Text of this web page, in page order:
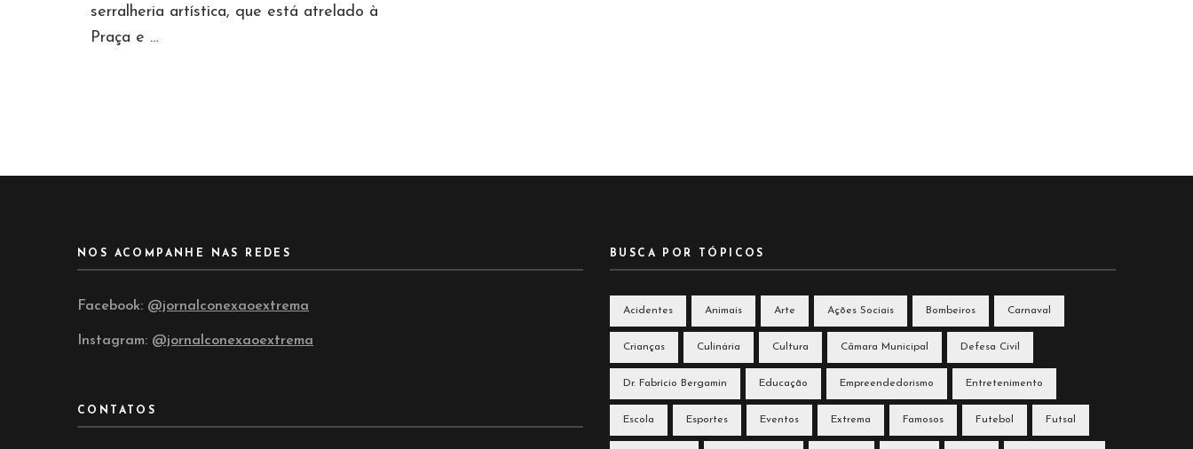
serralheria artística, que está atrelado à
Praça e …
NOS ACOMPANHE NAS REDES
Facebook: @jornalconexaoextrema
Instagram: @jornalconexaoextrema
CONTATOS
BUSCA POR TÓPICOS
Acidentes Animais Arte Ações Sociais Bombeiros Carnaval
Crianças Culinária Cultura Câmara Municipal Defesa Civil
Dr. Fabrício Bergamin Educação Empreendedorismo Entretenimento
Escola Esportes Eventos Extrema Famosos Futebol Futsal